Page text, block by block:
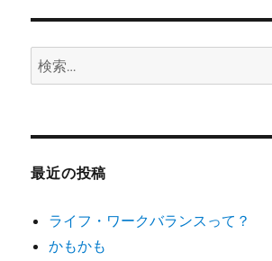
検
索:
最近の投稿
ライフ・ワークバランスって？
かもかも